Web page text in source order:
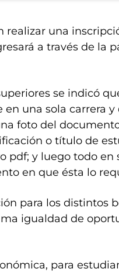
realizar una
a través de la
se indicó
una sola carrera y
foto del
o título de
pdf; y luego todo en
en que ésta lo
para los distintos
igualdad de
para